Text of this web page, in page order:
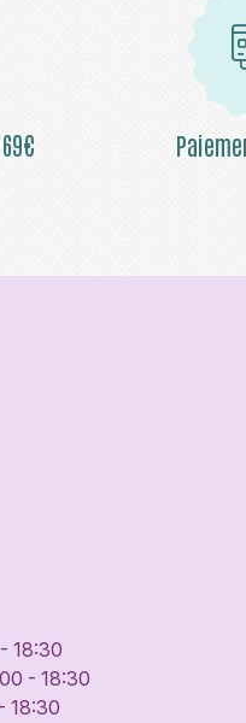
18:30
- 18:30
18:30